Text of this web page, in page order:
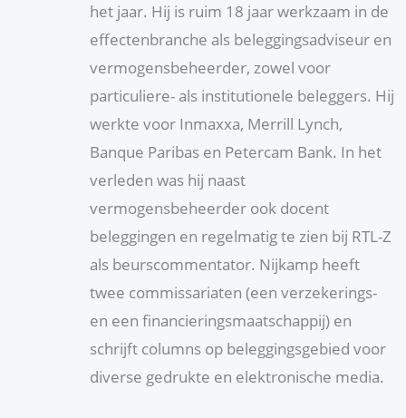
het jaar. Hij is ruim 18 jaar werkzaam in de
effectenbranche als beleggingsadviseur en
vermogensbeheerder, zowel voor
particuliere- als institutionele beleggers. Hij
werkte voor Inmaxxa, Merrill Lynch,
Banque Paribas en Petercam Bank. In het
verleden was hij naast
vermogensbeheerder ook docent
beleggingen en regelmatig te zien bij RTL-Z
als beurscommentator. Nijkamp heeft
twee commissariaten (een verzekerings-
en een financieringsmaatschappij) en
schrijft columns op beleggingsgebied voor
diverse gedrukte en elektronische media.